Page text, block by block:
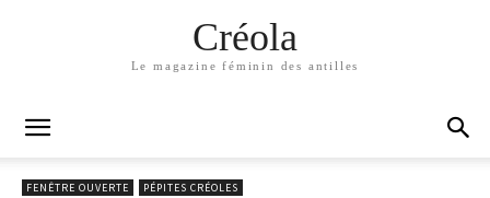
Créola
Le magazine féminin des antilles
FENÊTRE OUVERTE PÉPITES CRÉOLES